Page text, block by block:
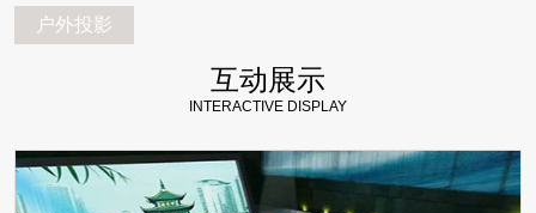
户外投影
互动展示
INTERACTIVE DISPLAY